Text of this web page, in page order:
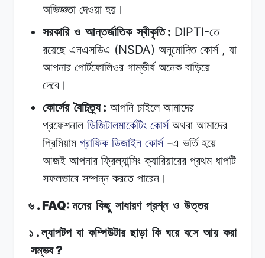
অভিজ্ঞতা দেওয়া হয়।
সরকারি ও আন্তর্জাতিক স্বীকৃতি: DIPTI-তে
রয়েছে এনএসডিএ (NSDA) অনুমোদিত কোর্স, যা
আপনার পোর্টফোলিওর গাম্ভীর্য অনেক বাড়িয়ে
দেবে।
কোর্সের বৈচিত্র্য: আপনি চাইলে আমাদের
প্রফেশনাল ডিজিটালমার্কেটিং কোর্স অথবা আমাদের
প্রিমিয়াম গ্রাফিক ডিজাইন কোর্স -এ ভর্তি হয়ে
আজই আপনার ফ্রিল্যান্সিং ক্যারিয়ারের প্রথম ধাপটি
সফলভাবে সম্পন্ন করতে পারেন।
৬. FAQ: মনের কিছু সাধারণ প্রশ্ন ও উত্তর
১ .ল্যাপটপ বা কম্পিউটার ছাড়া কি ঘরে বসে আয় করা
সম্ভব?